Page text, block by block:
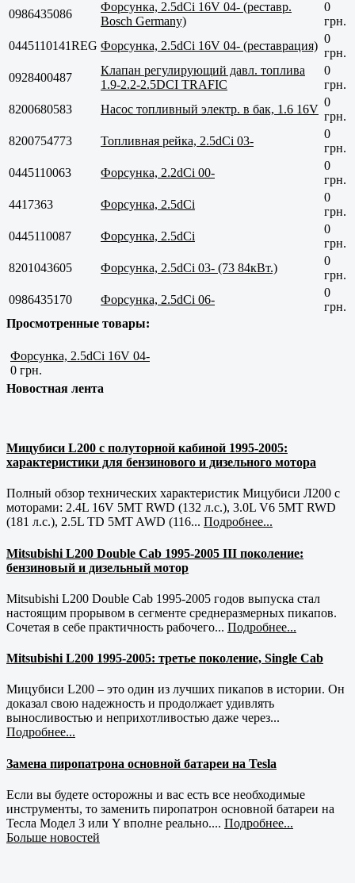
0986435086
Форсунка, 2.5dCi 16V 04- (реставр.
Bosch Germany)
0
грн.
0445110141REG Форсунка, 2.5dCi 16V 04- (реставрация)
0
грн.
0928400487
Клапан регулирующий давл. топлива
1.9-2.2-2.5DCI TRAFIC
0
грн.
8200680583
Насос топливный электр. в бак, 1.6 16V
0
грн.
8200754773
Топливная рейка, 2.5dCi 03-
0
грн.
0445110063
Форсунка, 2.2dCi 00-
0
грн.
4417363
Форсунка, 2.5dCi
0
грн.
0445110087
Форсунка, 2.5dCi
0
грн.
8201043605
Форсунка, 2.5dCi 03- (73 84кВт.)
0
грн.
0986435170
Форсунка, 2.5dCi 06-
0
грн.
Просмотренные товары:
Форсунка, 2.5dCi 16V 04-
0 грн.
Новостная лента
Мицубиси L200 с полуторной кабиной 1995-2005:
характеристики для бензинового и дизельного мотора
Полный обзор технических характеристик Мицубиси Л200 с
моторами: 2.4L 16V 5MT RWD (132 л.с.), 3.0L V6 5MT RWD
(181 л.с.), 2.5L TD 5MT AWD (116... Подробнее...
Mitsubishi L200 Double Cab 1995-2005 III поколение:
бензиновый и дизельный мотор
Mitsubishi L200 Double Cab 1995-2005 годов выпуска стал
настоящим прорывом в сегменте среднеразмерных пикапов.
Сочетая в себе практичность рабочего... Подробнее...
Mitsubishi L200 1995-2005: третье поколение, Single Cab
Мицубиси L200 – это один из лучших пикапов в истории. Он
доказал свою надежность и продолжает удивлять
выносливостью и неприхотливостью даже через...
Подробнее...
Замена пиропатрона основной батареи на Tesla
Если вы будете осторожны и вас есть все необходимые
инструменты, то заменить пиропатрон основной батареи на
Тесла Модел 3 или Y вполне реально.... Подробнее...
Больше новостей